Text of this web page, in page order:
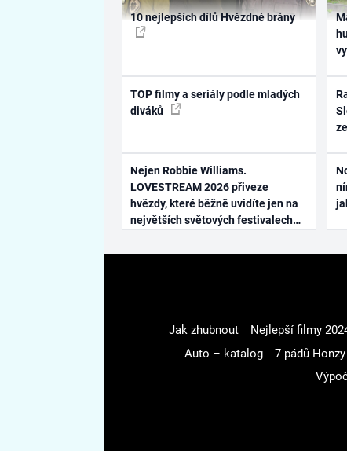
10 nejlepších dílů Hvězdné brány
TOP filmy a seriály podle mladých
diváků
Nejen Robbie Williams.
LOVESTREAM 2026 přiveze
hvězdy, které běžně uvidíte jen na
největších světových festivalech
Jak zhubnout Nejlepší filmy
Auto – katalog
7 pádů